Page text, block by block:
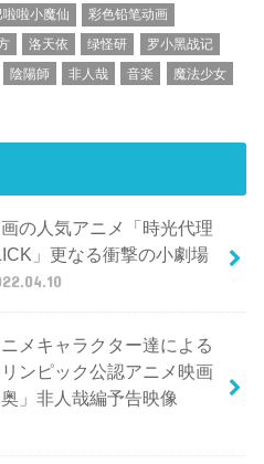
啦啦小魔仙
彩色铅笔动画
洛天依 绿怪研
罗小黑战记
陰陽師 非人哉 音楽 魔法少女
の人気アニメ「時光代理
」更なる衝撃の小劇場
メキャラクター達による
ンピック公認アニメ映画
奥」非人哉編予告映像